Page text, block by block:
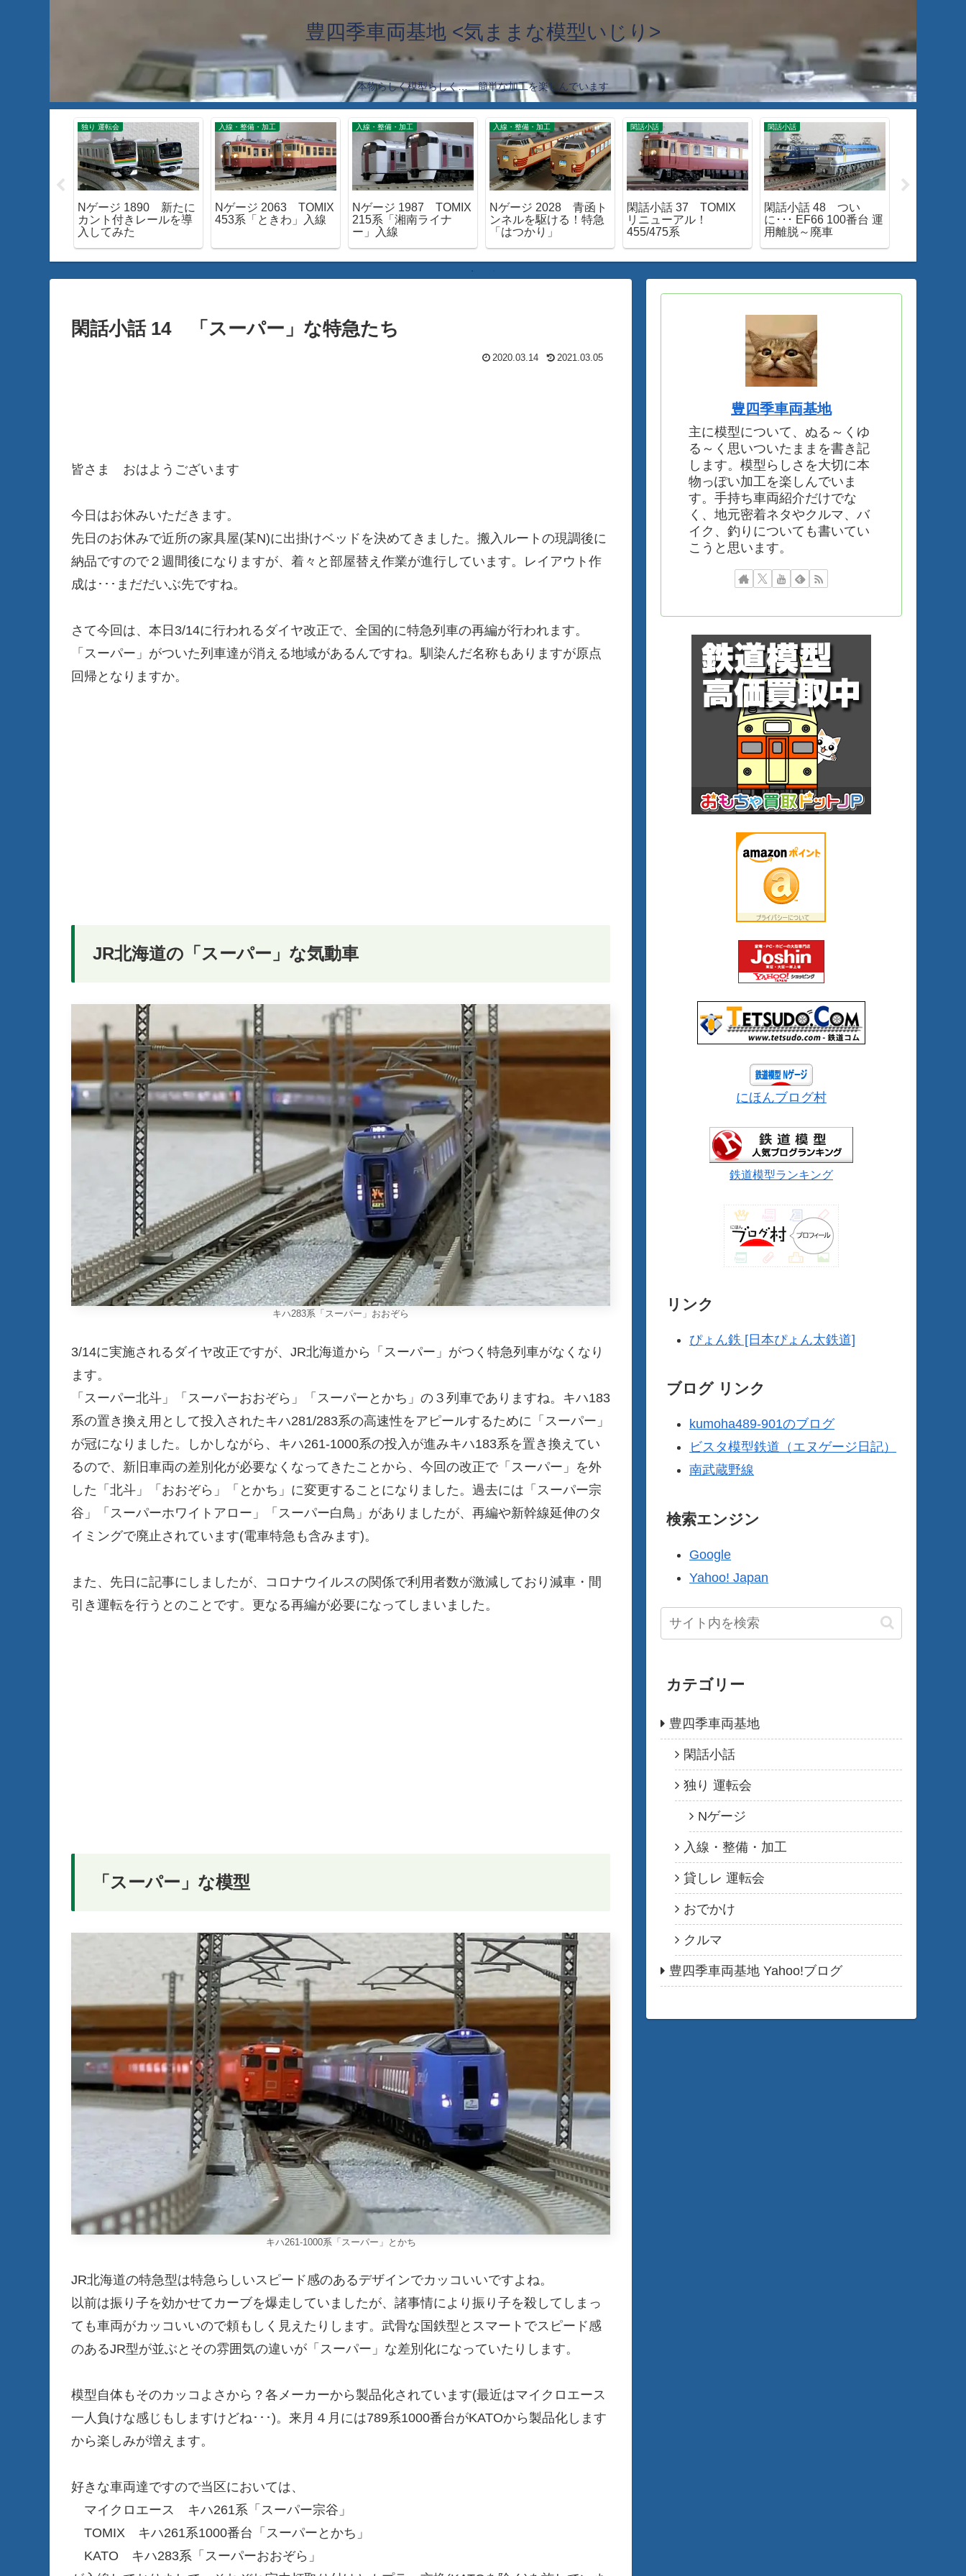
豊四季車両基地 <気ままな模型いじり>
本物らしく模型らしく… 簡単な加工を楽しんでいます
独り 運転会
Nゲージ 1890 新たに
カント付きレールを導
入してみた
入線・整備・加工
Nゲージ 2063 TOMIX
453系「ときわ」入線
入線・整備・加工
Nゲージ 1987 TOMIX
215系「湘南ライナ
ー」入線
入線・整備・加工
Nゲージ 2028 青函ト
ンネルを駆ける！特急
「はつかり」
閑話小話
閑話小話 37 TOMIX
リニューアル！
455/475系
閑話小話
閑話小話 48 つい
に･･･ EF66 100番台 運
用離脱～廃車
閑話小話 14 「スーパー」な特急たち
2020.03.14 2021.03.05
皆さま おはようございます
今日はお休みいただきます。
先日のお休みで近所の家具屋(某N)に出掛けベッドを決めてきました。搬入ルートの現調後に
納品ですので２週間後になりますが、着々と部屋替え作業が進行しています。レイアウト作
成は･･･まだだいぶ先ですね。
さて今回は、本日3/14に行われるダイヤ改正で、全国的に特急列車の再編が行われます。
「スーパー」がついた列車達が消える地域があるんですね。馴染んだ名称もありますが原点
回帰となりますか。
JR北海道の「スーパー」な気動車
キハ283系「スーパー」おおぞら
3/14に実施されるダイヤ改正ですが、JR北海道から「スーパー」がつく特急列車がなくなり
ます。
「スーパー北斗」「スーパーおおぞら」「スーパーとかち」の３列車でありますね。キハ183
系の置き換え用として投入されたキハ281/283系の高速性をアピールするために「スーパー」
が冠になりました。しかしながら、キハ261-1000系の投入が進みキハ183系を置き換えてい
るので、新旧車両の差別化が必要なくなってきたことから、今回の改正で「スーパー」を外
した「北斗」「おおぞら」「とかち」に変更することになりました。過去には「スーパー宗
谷」「スーパーホワイトアロー」「スーパー白鳥」がありましたが、再編や新幹線延伸のタ
イミングで廃止されています(電車特急も含みます)。
また、先日に記事にしましたが、コロナウイルスの関係で利用者数が激減しており減車・間
引き運転を行うとのことです。更なる再編が必要になってしまいました。
「スーパー」な模型
キハ261-1000系「スーパー」とかち
JR北海道の特急型は特急らしいスピード感のあるデザインでカッコいいですよね。
以前は振り子を効かせてカーブを爆走していましたが、諸事情により振り子を殺してしまっ
ても車両がカッコいいので頼もしく見えたりします。武骨な国鉄型とスマートでスピード感
のあるJR型が並ぶとその雰囲気の違いが「スーパー」な差別化になっていたりします。
模型自体もそのカッコよさから？各メーカーから製品化されています(最近はマイクロエース
一人負けな感じもしますけどね･･･)。来月４月には789系1000番台がKATOから製品化します
から楽しみが増えます。
好きな車両達ですので当区においては、
マイクロエース キハ261系「スーパー宗谷」
TOMIX キハ261系1000番台「スーパーとかち」
KATO キハ283系「スーパーおおぞら」
豊四季車両基地
主に模型について、ぬる～くゆ
る～く思いついたままを書き記
します。模型らしさを大切に本
物っぽい加工を楽しんでいま
す。手持ち車両紹介だけでな
く、地元密着ネタやクルマ、バ
イク、釣りについても書いてい
こうと思います。
にほんブログ村
鉄道模型ランキング
リンク
ぴょん鉄 [日本ぴょん太鉄道]
ブログ リンク
kumoha489-901のブログ
ビスタ模型鉄道（エヌゲージ日記）
南武蔵野線
検索エンジン
Google
Yahoo! Japan
カテゴリー
豊四季車両基地
閑話小話
独り 運転会
Nゲージ
入線・整備・加工
貸しレ 運転会
おでかけ
クルマ
豊四季車両基地 Yahoo!ブログ